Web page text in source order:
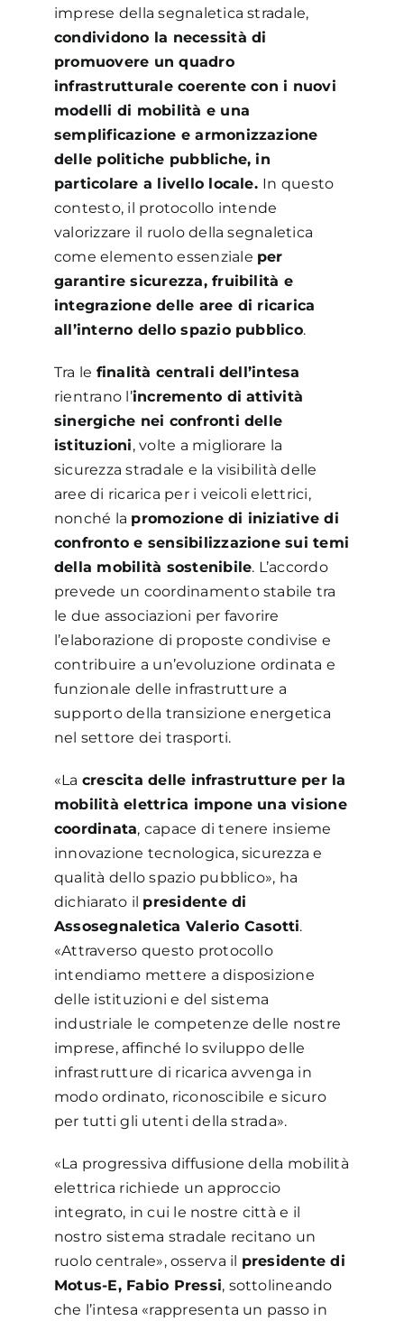
imprese della segnaletica stradale,
condividono la necessità di
promuovere un quadro
infrastrutturale coerente con i nuovi
modelli di mobilità e una
semplificazione e armonizzazione
delle politiche pubbliche, in
particolare a livello locale. In questo
contesto, il protocollo intende
valorizzare il ruolo della segnaletica
come elemento essenziale per
garantire sicurezza, fruibilità e
integrazione delle aree di ricarica
all’interno dello spazio pubblico.
Tra le finalità centrali dell’intesa
rientrano l’incremento di attività
sinergiche nei confronti delle
istituzioni, volte a migliorare la
sicurezza stradale e la visibilità delle
aree di ricarica per i veicoli elettrici,
nonché la promozione di iniziative di
confronto e sensibilizzazione sui temi
della mobilità sostenibile. L’accordo
prevede un coordinamento stabile tra
le due associazioni per favorire
l’elaborazione di proposte condivise e
contribuire a un’evoluzione ordinata e
funzionale delle infrastrutture a
supporto della transizione energetica
nel settore dei trasporti.
«La crescita delle infrastrutture per la
mobilità elettrica impone una visione
coordinata, capace di tenere insieme
innovazione tecnologica, sicurezza e
qualità dello spazio pubblico», ha
dichiarato il presidente di
Assosegnaletica Valerio Casotti.
«Attraverso questo protocollo
intendiamo mettere a disposizione
delle istituzioni e del sistema
industriale le competenze delle nostre
imprese, affinché lo sviluppo delle
infrastrutture di ricarica avvenga in
modo ordinato, riconoscibile e sicuro
per tutti gli utenti della strada».
«La progressiva diffusione della mobilità
elettrica richiede un approccio
integrato, in cui le nostre città e il
nostro sistema stradale recitano un
ruolo centrale», osserva il presidente di
Motus-E, Fabio Pressi, sottolineando
che l’intesa «rappresenta un passo in